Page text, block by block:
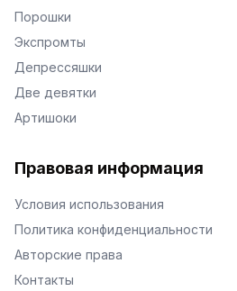
Порошки
Экспромты
Депрессяшки
Две девятки
Артишоки
Правовая информация
Условия использования
Политика конфиденциальности
Авторские права
Контакты